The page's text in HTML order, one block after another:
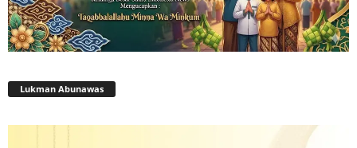
Lukman Abunawas